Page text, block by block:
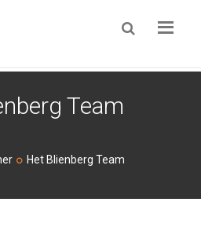
ZOEKEN
Team
Het Blienberg Team